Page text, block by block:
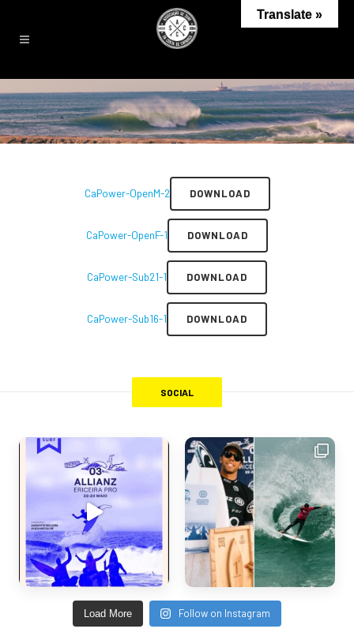
CaPower-OpenM-2 DOWNLOAD
CaPower-OpenF-1 DOWNLOAD
CaPower-Sub21-1 DOWNLOAD
CaPower-Sub16-1 DOWNLOAD
SOCIAL
Load More Follow on Instagram
Translate »